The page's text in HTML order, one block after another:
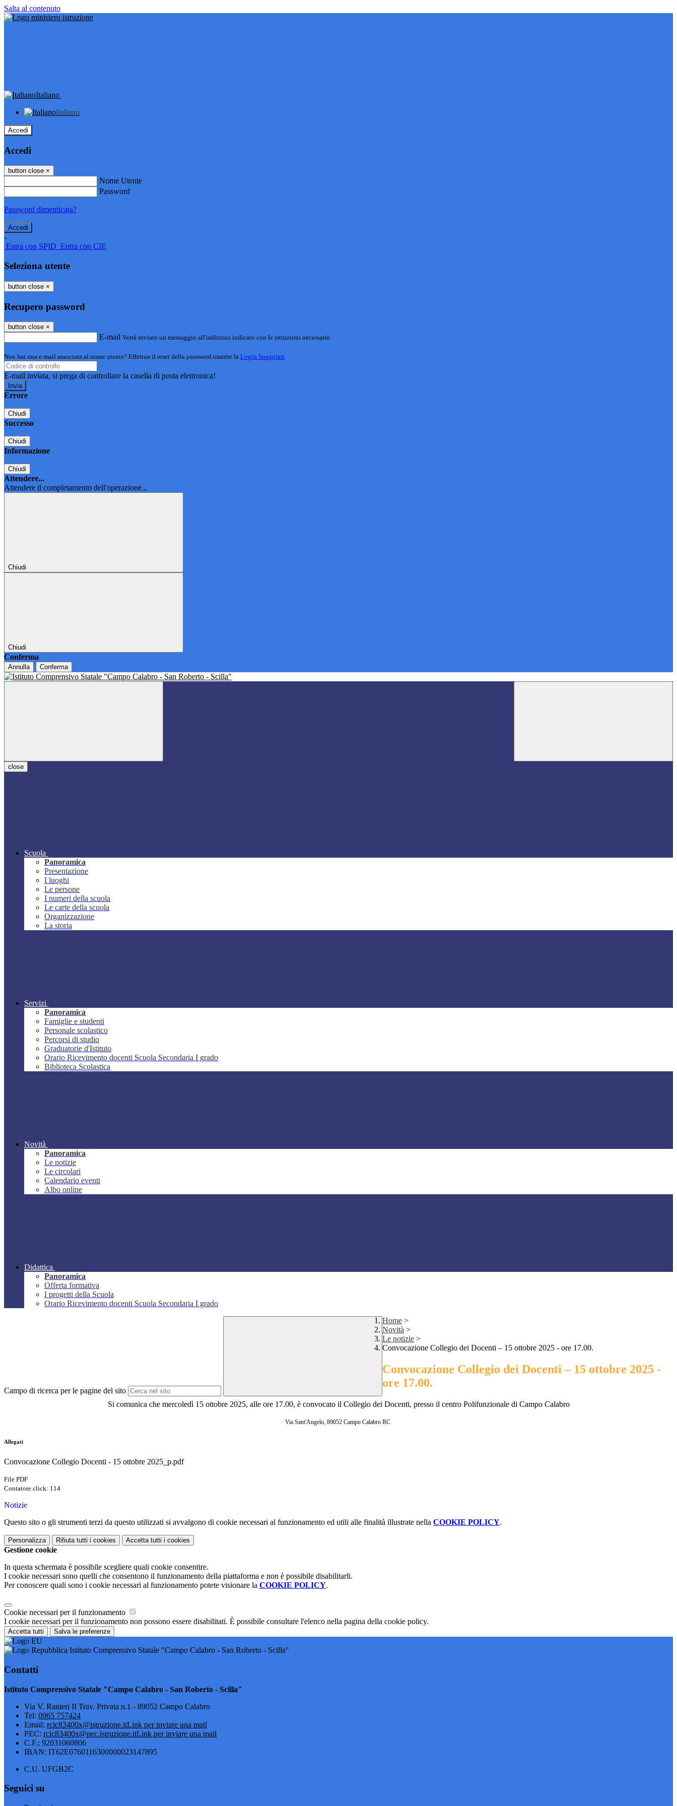
Salta al contenuto
Italiano
Italiano
Accedi
Accedi
button close ×
Nome Utente
Password
Password dimenticata?
-
Entra con SPID Entra con CIE
Seleziona utente
button close ×
Recupero password
button close ×
E-mail Verrà inviato un messaggio all'indirizzo indicato con le istruzioni necessarie.
Non hai una e-mail associata al nome utente? Effettua il reset della password tramite la Login Spaggiari
E-mail inviata, si prega di controllare la casella di posta elettronica!
Errore
Chiudi
Successo
Chiudi
Informazione
Chiudi
Attendere...
Attendere il completamento dell'operazione...
Chiudi
Chiudi
Conferma
Annulla Conferma
close
Scuola
Panoramica
Presentazione
I luoghi
Le persone
I numeri della scuola
Le carte della scuola
Organizzazione
La storia
Servizi
Panoramica
Famiglie e studenti
Personale scolastico
Percorsi di studio
Graduatorie d'Istituto
Orario Ricevimento docenti Scuola Secondaria I grado
Biblioteca Scolastica
Novità
Panoramica
Le notizie
Le circolari
Calendario eventi
Albo online
Didattica
Panoramica
Offerta formativa
I progetti della Scuola
Orario Ricevimento docenti Scuola Secondaria I grado
Campo di ricerca per le pagine del sito
Home >
Novità >
Le notizie >
Convocazione Collegio dei Docenti – 15 ottobre 2025 - ore 17.00.
Convocazione Collegio dei Docenti – 15 ottobre 2025 -
ore 17.00.
Si comunica che mercoledì 15 ottobre 2025, alle ore 17.00, è convocato il Collegio dei Docenti, presso il centro Polifunzionale di Campo Calabro
Via Sant'Angelo, 89052 Campo Calabro RC
Allegati
Convocazione Collegio Docenti - 15 ottobre 2025_p.pdf
File PDF
Contatore click: 114
Notizie
Questo sito o gli strumenti terzi da questo utilizzati si avvalgono di cookie necessari al funzionamento ed utili alle finalità illustrate nella COOKIE POLICY.
Personalizza Rifiuta tutti i cookies Accetta tutti i cookies
Gestione cookie
In questa schermata è possibile scegliere quali cookie consentire.
I cookie necessari sono quelli che consentono il funzionamento della piattaforma e non è possibile disabilitarli.
Per conoscere quali sono i cookie necessari al funzionamento potete visionare la COOKIE POLICY.
Cookie necessari per il funzionamento
I cookie necessari per il funzionamento non possono essere disabilitati. È possibile consultare l'elenco nella pagina della cookie policy.
Accetta tutti Salva le preferenze
Istituto Comprensivo Statale "Campo Calabro - San Roberto - Scilla"
Contatti
Istituto Comprensivo Statale "Campo Calabro - San Roberto - Scilla"
Via V. Ranieri II Trav. Privata n.1 - 89052 Campo Calabro
Tel: 0965 757424
Email: rcic83400x@istruzione.itLink per inviare una mail
PEC: rcic83400x@pec.istruzione.itLink per inviare una mail
C.F.: 92031060806
IBAN: IT62E0760116300000023147895
C.U. UFGB2C
Seguici su